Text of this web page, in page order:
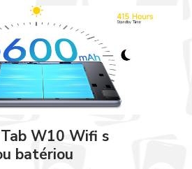
W10 Wifi s
batériou